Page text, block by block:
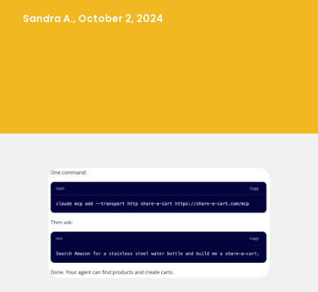
Sandra A., October 2, 2024